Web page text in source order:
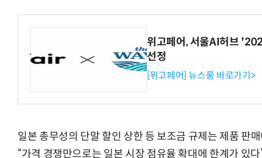
위고페어, 서울AI허브
선정
[위고페어] 뉴스룸 바로가기>
일본 총무성의 단말 할인 상한 등 보조금 규제는 제품 판
“가격 경쟁만으로는 일본 시장 점유율 확대에 한계가 있